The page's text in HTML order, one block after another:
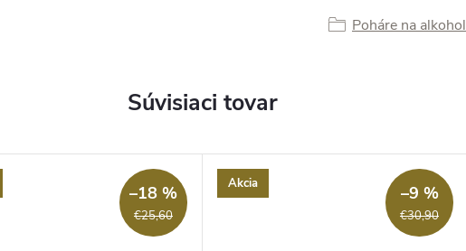
Poháre na alkohol
Súvisiaci tovar
€25,60
–18 % Akcia
€30,90
–9 %